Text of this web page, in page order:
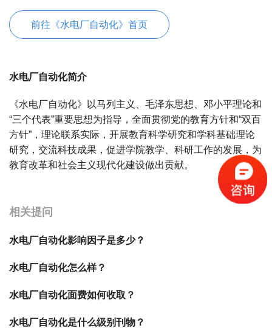
前往《水电厂自动化》首页
水电厂自动化简介
《水电厂自动化》以马列主义、毛泽东思想、邓小平理论和
“三个代表”重要思想为指导，全面贯彻党的教育方针和“双百
方针”，理论联系实际，开展教育科学研究和学科基础理论
研究，交流科技成果，促进学院教学、科研工作的发展，为
教育改革和社会主义现代化建设做出贡献。
相关提问
水电厂自动化影响因子是多少？
水电厂自动化怎么样？
水电厂自动化面费如何收取？
水电厂自动化是什么级别刊物？